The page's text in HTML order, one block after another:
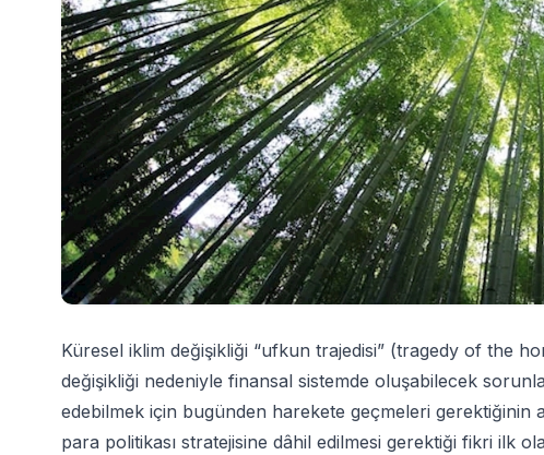
Küresel iklim değişikliği “ufkun trajedisi” (tragedy of the
değişikliği nedeniyle finansal sistemde oluşabilecek
edebilmek için bugünden harekete geçmeleri gerektiğinin
para politikası stratejisine dâhil edilmesi gerektiği fikri ilk